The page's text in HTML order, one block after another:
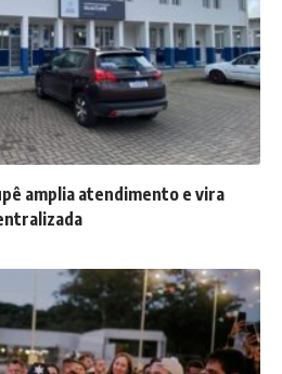
amplia atendimento e vira